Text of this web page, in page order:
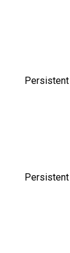
Persistent
Persistent